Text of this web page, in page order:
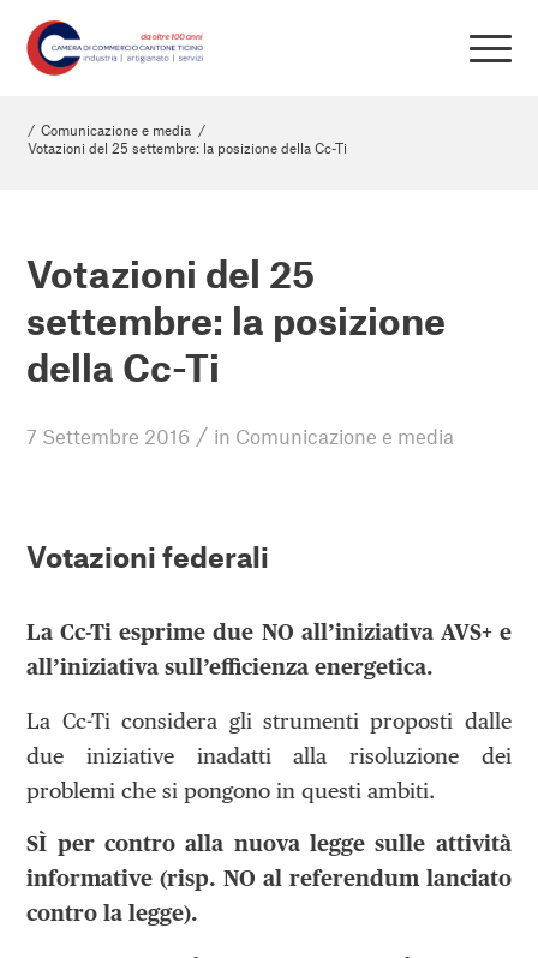
/ Comunicazione e media /
Votazioni del 25 settembre: la posizione della Cc-Ti
Votazioni del 25
settembre: la posizione
della Cc-Ti
7 Settembre 2016 / in Comunicazione e media
Votazioni federali
La Cc-Ti esprime due NO all’iniziativa AVS+ e
all’iniziativa sull’efficienza energetica.
La Cc-Ti considera gli strumenti proposti dalle
due iniziative inadatti alla risoluzione dei
problemi che si pongono in questi ambiti.
SÌ per contro alla nuova legge sulle attività
informative (risp. NO al referendum lanciato
contro la legge).